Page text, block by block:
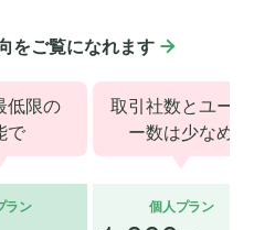
をご覧になれます
低限の
で
取引社数とユーザ
ー数は少なめ
ラン 個人プラン